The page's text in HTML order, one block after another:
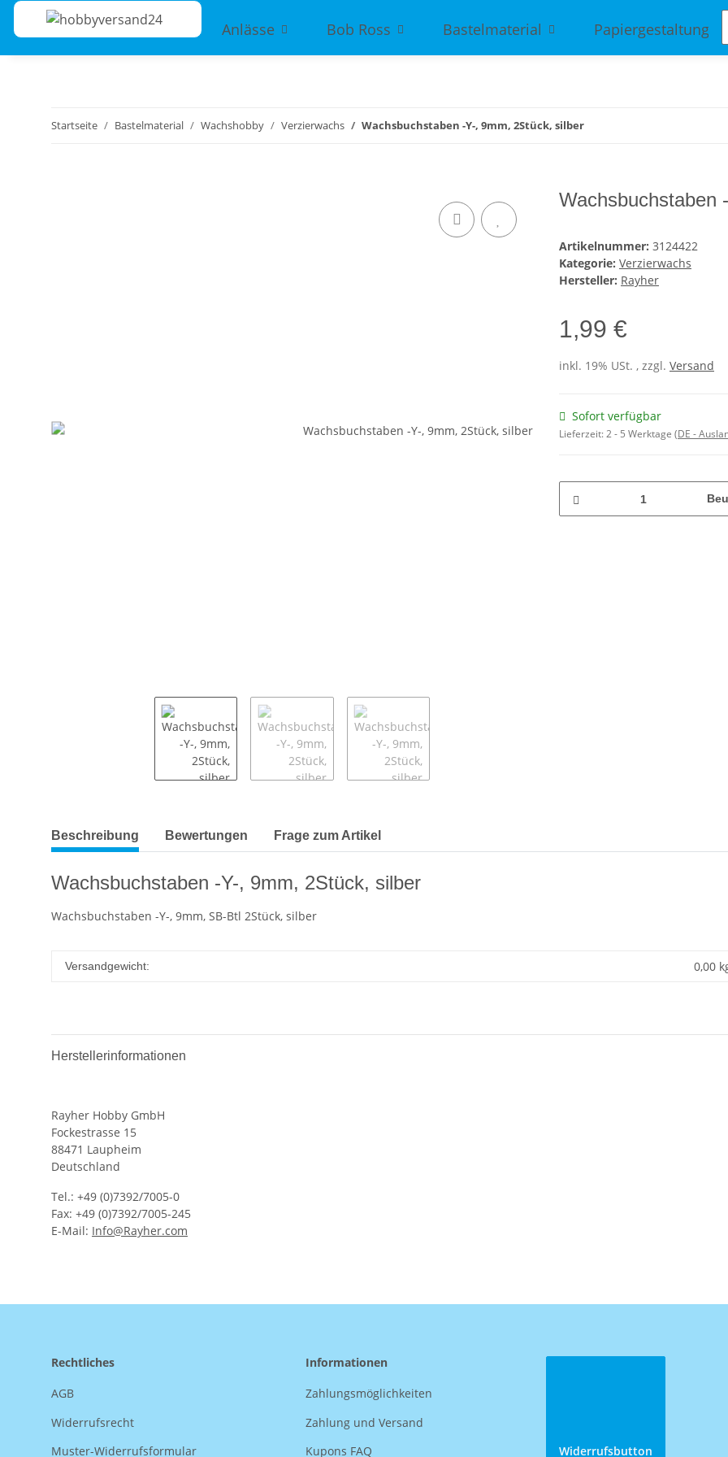
Anlässe Bob Ross Bastelmaterial Papiergestaltung
Startseite Bastelmaterial Wachshobby Verzierwachs Wachsbuchstaben -Y-, 9mm, 2Stück, silber
Wachsbuchstaben
Artikelnummer: 3124422
Kategorie: Verzierwachs
Hersteller: Rayher
1,99 €
inkl. 19% USt. , zzgl. Versand
Sofort verfügbar
Lieferzeit:2 - 5 Werktage (DE -
Beschreibung Bewertungen Frage zum Artikel
Wachsbuchstaben -Y-, 9mm, 2Stück, silber
Wachsbuchstaben -Y-, 9mm, SB-Btl 2Stück, silber
Versandgewicht: 0,00
Herstellerinformationen
Rayher Hobby GmbH
Fockestrasse 15
88471 Laupheim
Deutschland
Tel.: +49 (0)7392/7005-0
Fax: +49 (0)7392/7005-245
E-Mail: Info@Rayher.com
Rechtliches
AGB
Widerrufsrecht
Muster-Widerrufsformular
Informationen
Zahlungsmöglichkeiten
Zahlung und Versand
Kupons FAQ
Widerrufsbutton